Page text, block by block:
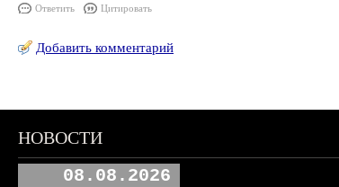
Ответить Цитировать
Добавить комментарий
НОВОСТИ
08.08.2026